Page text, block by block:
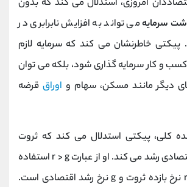
امروزی، استدلال می کند که بدون
سرمایهمی تواند به افزایش نابرابری در
خاطرنشان می کند که سرمایه لازم
و کار سرمایه گذاری شود، بلکه می توان
دیگر مانند مسکن، سهام و اوراق قرضه
کلی، پیکتی استدلال می کند که ثروت
سریعتر از تولید اقتصادی رشد می کند. او از عبارت r > g استفاده
می کند که در آن r نرخ بازده ثروت و g نرخ رشد اقتصادی است.